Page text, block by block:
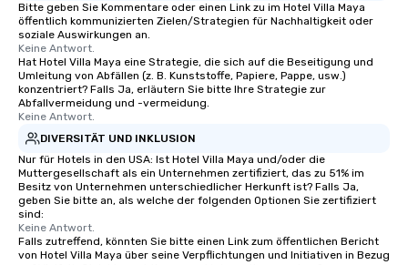
Bitte geben Sie Kommentare oder einen Link zu im Hotel Villa Maya
öffentlich kommunizierten Zielen/Strategien für Nachhaltigkeit oder
soziale Auswirkungen an.
Keine Antwort.
Hat Hotel Villa Maya eine Strategie, die sich auf die Beseitigung und
Umleitung von Abfällen (z. B. Kunststoffe, Papiere, Pappe, usw.)
konzentriert? Falls Ja, erläutern Sie bitte Ihre Strategie zur
Abfallvermeidung und -vermeidung.
Keine Antwort.
DIVERSITÄT UND INKLUSION
Nur für Hotels in den USA: Ist Hotel Villa Maya und/oder die
Muttergesellschaft als ein Unternehmen zertifiziert, das zu 51% im
Besitz von Unternehmen unterschiedlicher Herkunft ist? Falls Ja,
geben Sie bitte an, als welche der folgenden Optionen Sie zertifiziert
sind:
Keine Antwort.
Falls zutreffend, könnten Sie bitte einen Link zum öffentlichen Bericht
von Hotel Villa Maya über seine Verpflichtungen und Initiativen in Bezug